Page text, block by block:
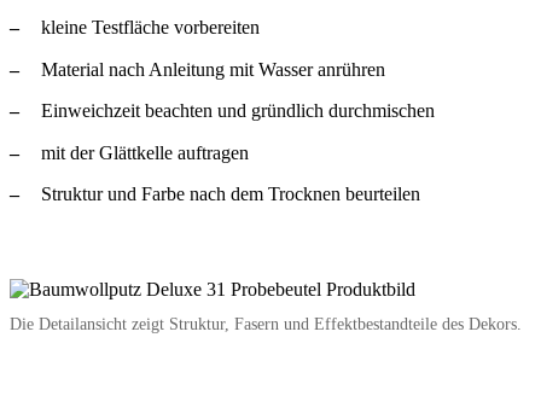
kleine Testfläche vorbereiten
Material nach Anleitung mit Wasser anrühren
Einweichzeit beachten und gründlich durchmischen
mit der Glättkelle auftragen
Struktur und Farbe nach dem Trocknen beurteilen
Die Detailansicht zeigt Struktur, Fasern und Effektbestandteile des Dekors.